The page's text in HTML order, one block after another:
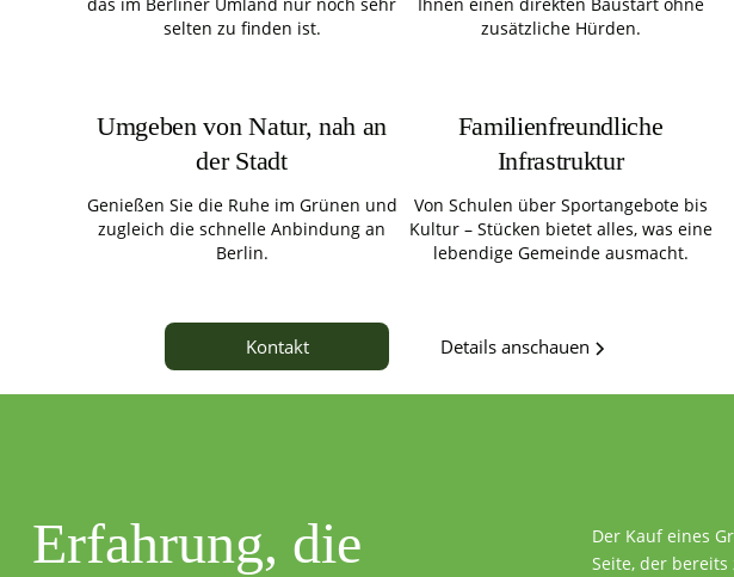
selten zu finden ist.
zusätzliche Hürden.
Umgeben von Natur, nah an
der Stadt
Genießen Sie die Ruhe im Grünen und
zugleich die schnelle Anbindung an
Berlin.
Familienfreundliche
Infrastruktur
Von Schulen über Sportangebote bis
Kultur – Stücken bietet alles, was eine
lebendige Gemeinde ausmacht.
Kontakt Details anschauen
Erfahrung, die
Der Kauf eines
Seite, der